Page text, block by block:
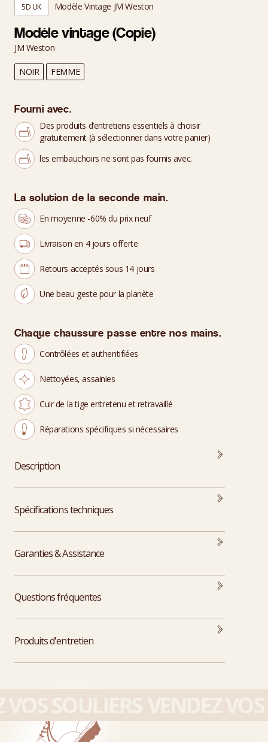
5D UK Modèle Vintage JM Weston
Modèle vintage (Copie)
JM Weston
NOIR FEMME
Fourni avec.
Des produits d’entretiens essentiels à choisir
gratuitement (à sélectionner dans votre panier)
les embauchoirs ne sont pas fournis avec.
La solution de la seconde main.
En moyenne -60% du prix neuf
Livraison en 4 jours offerte
Retours acceptés sous 14 jours
Une beau geste pour la planète
Chaque chaussure passe entre nos mains.
Contrôlées et authentifiées
Nettoyées, assainies
Cuir de la tige entretenu et retravaillé
Réparations spécifiques si nécessaires
Description
Spécifications techniques
Garanties & Assistance
Questions fréquentes
Produits d'entretien